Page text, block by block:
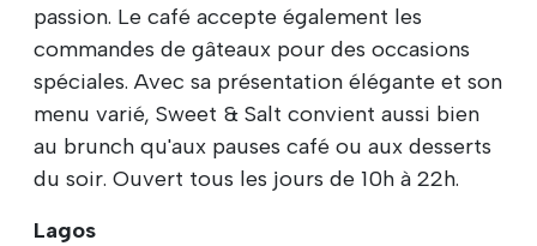
passion. Le café accepte également les
commandes de gâteaux pour des occasions
spéciales. Avec sa présentation élégante et son
menu varié, Sweet & Salt convient aussi bien
au brunch qu'aux pauses café ou aux desserts
du soir. Ouvert tous les jours de 10h à 22h.
Lagos